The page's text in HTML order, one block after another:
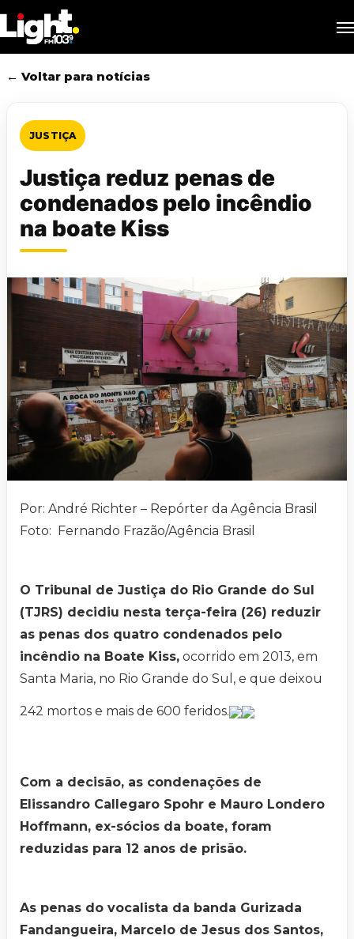
to
main
content
← Voltar para notícias
JUSTIÇA
Justiça reduz penas de
condenados pelo incêndio
na boate Kiss
Por: André Richter – Repórter da Agência Brasil
Foto: Fernando Frazão/Agência Brasil
O Tribunal de Justiça do Rio Grande do Sul
(TJRS) decidiu nesta terça-feira (26) reduzir
as penas dos quatro condenados pelo
incêndio na Boate Kiss, ocorrido em 2013, em
Santa Maria, no Rio Grande do Sul, e que deixou
242 mortos e mais de 600 feridos.
Com a decisão, as condenações de
Elissandro Callegaro Spohr e Mauro Londero
Hoffmann, ex-sócios da boate, foram
reduzidas para 12 anos de prisão.
As penas do vocalista da banda Gurizada
Fandangueira, Marcelo de Jesus dos Santos,